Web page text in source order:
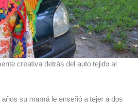
creativa detrás del auto tejido al
su mamá le enseñó a tejer a dos